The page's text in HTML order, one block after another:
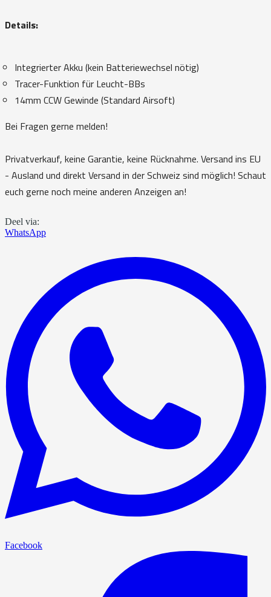
Details:
Integrierter Akku (kein Batteriewechsel nötig)
Tracer-Funktion für Leucht-BBs
14mm CCW Gewinde (Standard Airsoft)
Bei Fragen gerne melden!
Privatverkauf, keine Garantie, keine Rücknahme. Versand ins EU
- Ausland und direkt Versand in der Schweiz sind möglich! Schaut
euch gerne noch meine anderen Anzeigen an!
Deel via:
WhatsApp
Facebook